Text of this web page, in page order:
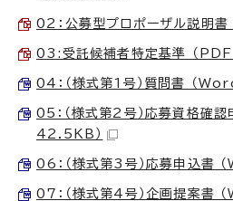
02：公募型プロポーザル説明
03:受託候補者特定基準 （
04：（様式第1号）質問書 （
05：（様式第2号）応募資格確
42.5KB）
06：（様式第3号）応募申込書
07：（様式第4号）企画提案書